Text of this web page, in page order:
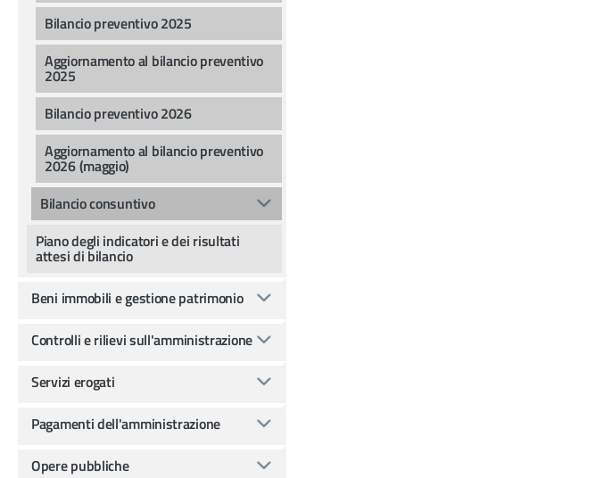
Bilancio preventivo 2025
Aggiornamento al bilancio preventivo
2025
Bilancio preventivo 2026
Aggiornamento al bilancio preventivo
2026 (maggio)
Bilancio consuntivo
Piano degli indicatori e dei risultati
attesi di bilancio
Beni immobili e gestione patrimonio
Controlli e rilievi sull'amministrazione
Servizi erogati
Pagamenti dell'amministrazione
Opere pubbliche